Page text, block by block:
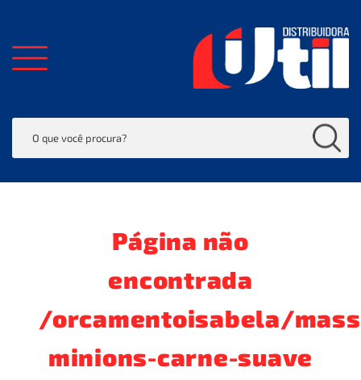
Página não
encontrada
/orcamentoisabela/
minions-carne-suave